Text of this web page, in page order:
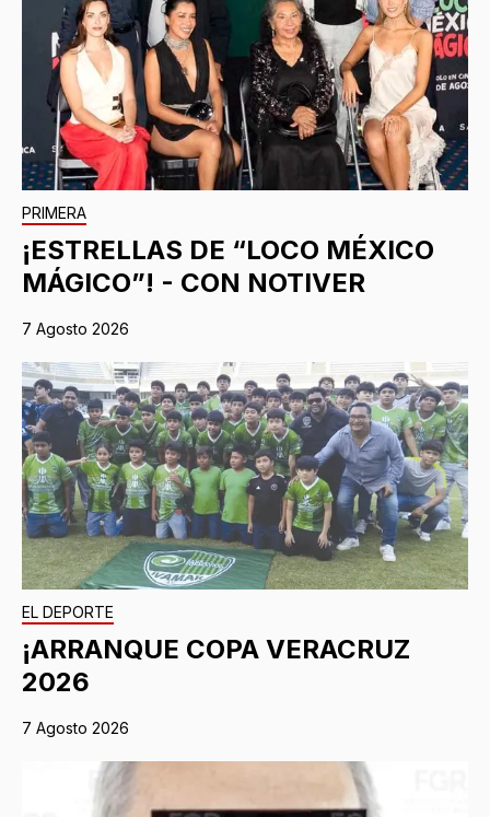
PRIMERA
¡ESTRELLAS DE “LOCO MÉXICO
MÁGICO”! - CON NOTIVER
7 Agosto 2026
EL DEPORTE
¡ARRANQUE COPA VERACRUZ
2026
7 Agosto 2026